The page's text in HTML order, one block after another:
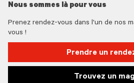
Nous sommes là pour vous
Prenez rendez-vous dans l'un de nos
vous !
Prendre un
Trouvez un